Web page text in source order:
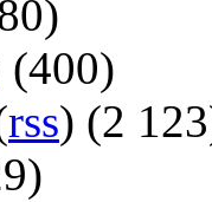
(400)
rss) (2